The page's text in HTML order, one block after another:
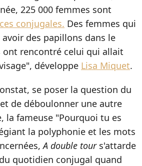
225 000 femmes sont
conjugales. Des femmes qui
des papillons dans le
ont rencontré celui qui allait
développe Lisa Miquet.
se poser la question du
de déboulonner une autre
la fameuse "Pourquoi tu es
la polyphonie et les mots
A double tours'attarde
quotidien conjugal quand